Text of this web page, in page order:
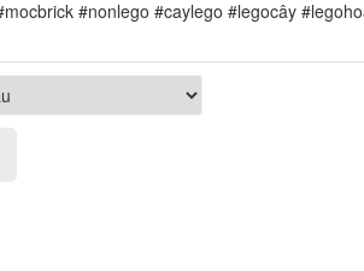
#nonlego #caylego #legocây